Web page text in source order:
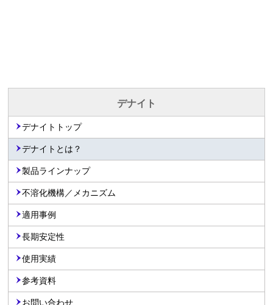
デナイト
デナイトトップ
デナイトとは？
製品ラインナップ
不溶化機構／メカニズム
適用事例
長期安定性
使用実績
参考資料
お問い合わせ